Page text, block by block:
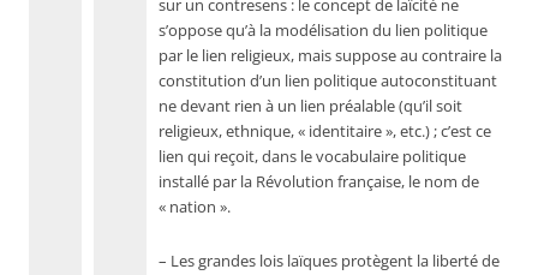
sur un contresens : le concept de laïcité ne
s’oppose qu’à la modélisation du lien politique
par le lien religieux, mais suppose au contraire la
constitution d’un lien politique autoconstituant
ne devant rien à un lien préalable (qu’il soit
religieux, ethnique, « identitaire », etc.) ; c’est ce
lien qui reçoit, dans le vocabulaire politique
installé par la Révolution française, le nom de
« nation ».
– Les grandes lois laïques protègent la liberté de